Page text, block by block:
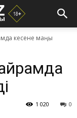
кесене маңы
0
1 020